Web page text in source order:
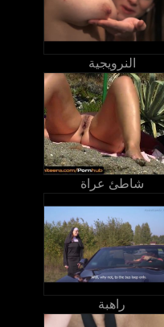
النرويجية
شاطئ عراة
راهبة